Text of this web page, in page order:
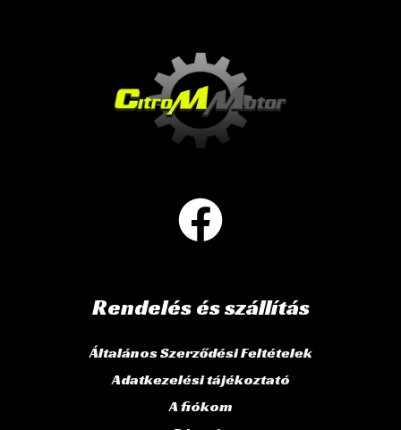
Rendelés és szállítás
Általános Szerződési Feltételek
Adatkezelési tájékoztató
A fiókom